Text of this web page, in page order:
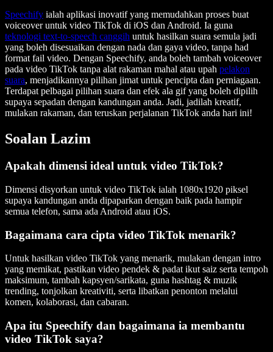
Speechify ialah aplikasi inovatif yang memudahkan proses buat
voiceover untuk video TikTok di iOS dan Android. Ia guna
teknologi text-to-speech canggih untuk hasilkan suara semula jadi
yang boleh disesuaikan dengan nada dan gaya video, tanpa had
format fail video. Dengan Speechify, anda boleh tambah voiceover
pada video TikTok tanpa alat rakaman mahal atau upah pelakon
suara, menjadikannya pilihan jimat untuk pencipta dan perniagaan.
Terdapat pelbagai pilihan suara dan efek ala gif yang boleh dipilih
supaya sepadan dengan kandungan anda. Jadi, jadilah kreatif,
mulakan rakaman, dan teruskan perjalanan TikTok anda hari ini!
Soalan Lazim
Apakah dimensi ideal untuk video TikTok?
Dimensi disyorkan untuk video TikTok ialah 1080x1920 piksel
supaya kandungan anda dipaparkan dengan baik pada hampir
semua telefon, sama ada Android atau iOS.
Bagaimana cara cipta video TikTok menarik?
Untuk hasilkan video TikTok yang menarik, mulakan dengan intro
yang memikat, pastikan video pendek & padat ikut saiz serta tempoh
maksimum, tambah kapsyen/sarikata, guna hashtag & muzik
trending, tonjolkan kreativiti, serta libatkan penonton melalui
komen, kolaborasi, dan cabaran.
Apa itu Speechify dan bagaimana ia membantu
video TikTok saya?